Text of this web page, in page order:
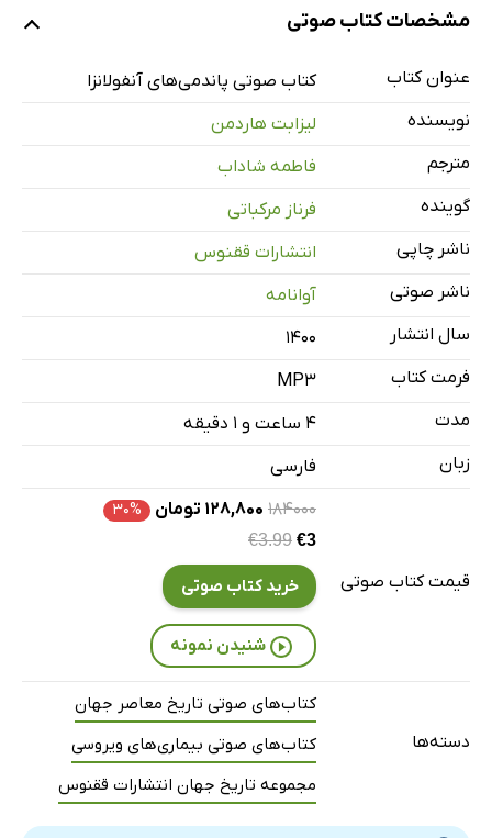
نمونه
پیشگفتار
فصل اول: آنفلوانزا چیست؟
ضمائم فصل اول
فصل دوم: آنفلوانزا در گذشته
ضمائم فصل دوم
فصل سوم: پاندمی بزرگ سال 1918
مشخصات کتاب صوتی
عنوان کتاب
کتاب صوتی پاندمی‌های آنفولانزا
نویسنده
لیزابت هاردمن
مترجم
فاطمه شاداب
گوینده
فرناز مرکباتی
ناشر چاپی
انتشارات ققنوس
ناشر صوتی
آوانامه
سال انتشار
۱۴۰۰
فرمت کتاب
MP3
مدت
۴ ساعت و ۱ دقیقه
زبان
فارسی
قیمت کتاب صوتی
۱۸۴۰۰۰ ۱۲۸,۸۰۰ تومان ۳۰%
€3.99 €3
خرید کتاب صوتی
شنیدن نمونه
دسته‌ها
کتاب‌های صوتی تاریخ معاصر جهان
کتاب‌های صوتی بیماری‌های ویروسی
مجموعه تاریخ جهان انتشارات ققنوس